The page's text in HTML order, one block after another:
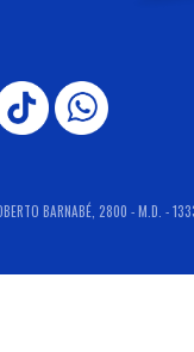
BARNABÉ, 2800 - M.D. -